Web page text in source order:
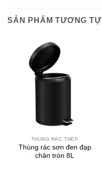
SẢN PHẨM TƯƠNG TỰ
THÙNG RÁC THÉP
Thùng rác sơn đen đạp
chân tròn 8L